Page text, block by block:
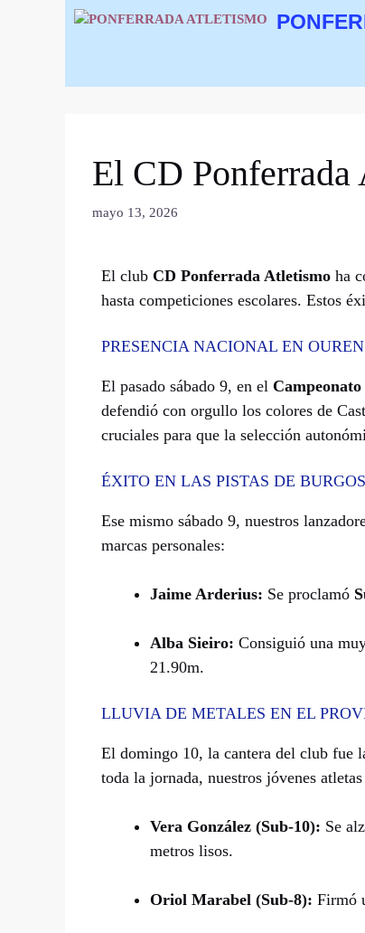
El CD
mayo 13, 2026
El club CD Ponferrada Atletismo ha
hasta competiciones escolares. Estos
PRESENCIA NACIONAL EN
El pasado sábado 9, en el
defendió con orgullo los colores de
cruciales para que la selección
ÉXITO EN LAS PISTAS DE
Ese mismo sábado 9, nuestros
marcas personales:
Jaime Arderius: Se proclamó
Alba Sieiro: Consiguió una
21.90m.
LLUVIA DE METALES EN EL
El domingo 10, la cantera del club fue
toda la jornada, nuestros jóvenes
Vera González (Sub-10): Se
metros lisos.
Oriol Marabel (Sub-8): Firmó